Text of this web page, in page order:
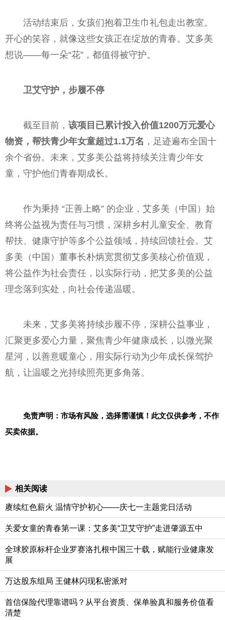
活动结束后，女孩们抱着卫生巾礼包走出教室。
开心的笑容，就像这些女孩正在绽放的青春。艾多美
想说——每一朵“花”，都值得被守护。
卫艾守护，步履不停
截至目前， 该项目已累计投入价值1200万元爱心
物资，帮扶青少年女童超过1.1万名 ，足迹遍布全国十
余个省份。未来，艾多美公益将持续关注青少年女
童，守护他们青春期成长。
作为秉持 “正善上略” 的企业，艾多美（中国）始
终将公益视为责任与习惯，深耕乡村儿童安全、教育
帮扶、健康守护等多个公益领域，持续回馈社会。艾
多美（中国）董事长朴炳宽贯彻艾多美核心价值观，
将公益作为社会责任，以实际行动，把艾多美的公益
理念落到实处，向社会传递温暖。
未来，艾多美将持续步履不停，深耕公益事业，
汇聚更多爱心力量，聚焦青少年健康成长，以微光聚
星河，以善意暖童心，用实际行动为少年成长保驾护
航，让温暖之光持续照亮更多角落。
免责声明：市场有风险，选择需谨慎！此文仅供参考，不作
买卖依据。
相关阅读
赓续红色薪火 温情守护初心——庆七一主题党日活动
关爱女童的青春第一课：艾多美“卫艾守护”走进肇源五中
全球胶原标杆企业罗赛洛扎根中国三十载，赋能行业健康发
展
万达股东组局 王健林闪现私密派对
首信保险代理靠谱吗？从平台资质、保单验真和服务价值看
清楚